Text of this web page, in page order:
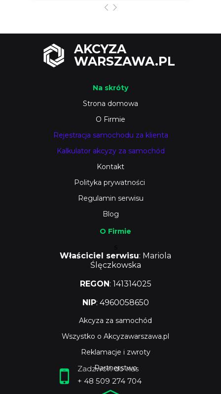
AKCYZA
WARSZAWA.PL
Zadzwoń do nas
+ 48 509 274 704
O Firmie
Właściciel serwisu: Mariola
Ślęczkowska
REGON: 141314025
NIP: 4960058650
Akcyza za samochód
Wszystko o Akcyzawarszawa.pl
Reklamacje i zwroty
Partnerstwo
Na skróty
Strona domowa
O Firmie
Rejestracja samochodu za klienta
Kalkulator akcyzy za samochód
Kontakt
Polityka prywatności
Regulamin serwisu
Blog